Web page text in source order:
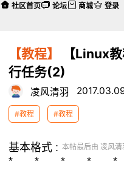
【教程】
【Linux
行任务(2)
凌风清羽
#教程 #教程
本帖最后由 凌风
基本格式 :
* * * * *
社区首页 论坛 商城 登录